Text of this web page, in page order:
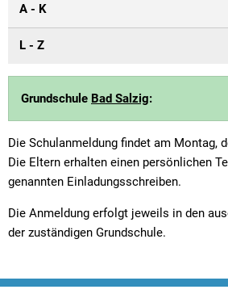
A - K
L - Z
Grundschule Bad Salzig:
Die Schulanmeldung findet am Montag,
Die Eltern erhalten einen persönlichen
genannten Einladungsschreiben.
Die Anmeldung erfolgt jeweils in den
der zuständigen Grundschule.